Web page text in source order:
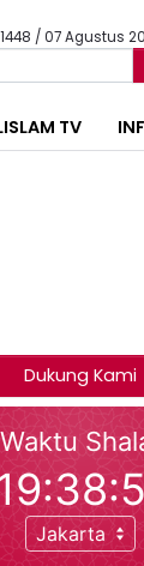
/ 07 Agustus
TV
Dukung Kami